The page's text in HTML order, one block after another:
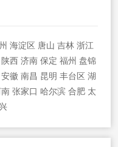
海淀区 唐山 吉林 浙江
陕西 济南 保定 福州 盘锦
安徽 南昌 昆明 丰台区 湖
张家口 哈尔滨 合肥 太